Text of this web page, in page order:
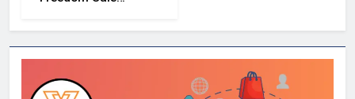
OnePlus और
Xiaomi समेत कई
डिस्काउंट